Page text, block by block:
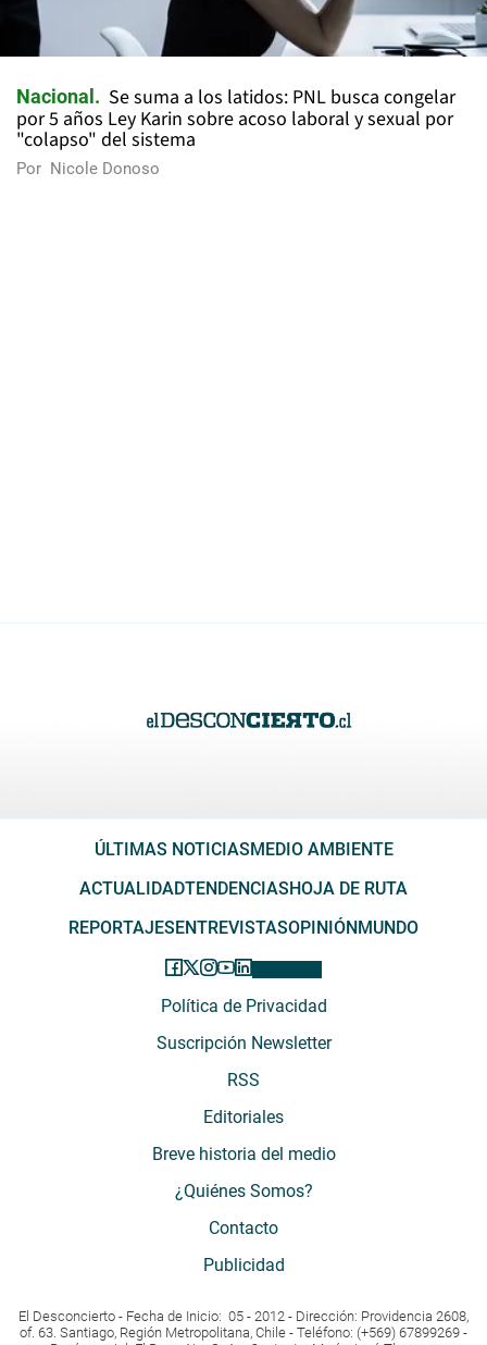
Nacional
Se suma a los latidos: PNL busca congelar
por 5 años Ley Karin sobre acoso laboral y sexual por
"colapso" del sistema
Por Nicole Donoso
ÚLTIMAS NOTICIAS MEDIO AMBIENTE
ACTUALIDADTENDENCIAS HOJA DE RUTA
REPORTAJES ENTREVISTASOPINIÓN MUNDO
Política de Privacidad
Suscripción Newsletter
RSS
Editoriales
Breve historia del medio
¿Quiénes Somos?
Contacto
Publicidad
El Desconcierto - Fecha de Inicio: 05 - 2012 - Dirección: Providencia 2608,
of. 63. Santiago, Región Metropolitana, Chile - Teléfono: (+569) 67899269 -